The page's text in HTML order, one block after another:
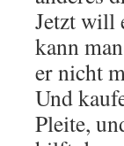
Jetzt will
kann
er nicht
Und
Pleite,